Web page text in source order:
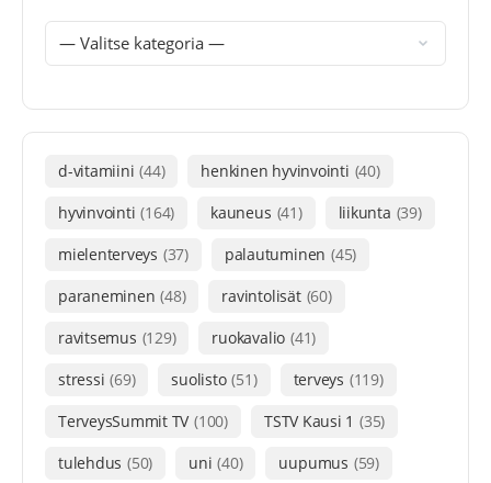
d-vitamiini (44) henkinen hyvinvointi (40)
hyvinvointi (164) kauneus (41) liikunta (39)
mielenterveys (37) palautuminen (45)
paraneminen (48) ravintolisät (60)
ravitsemus (129) ruokavalio (41)
stressi (69) suolisto (51) terveys (119)
TerveysSummit TV (100) TSTV Kausi 1 (35)
tulehdus (50) uni (40) uupumus (59)